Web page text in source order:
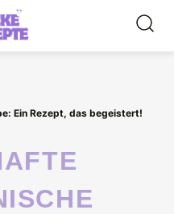
Ein Rezept, das begeistert!